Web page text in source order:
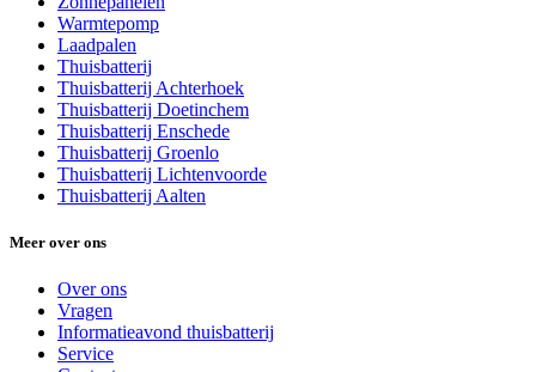
Warmtepomp
Laadpalen
Thuisbatterij
Thuisbatterij Achterhoek
Thuisbatterij Doetinchem
Thuisbatterij Enschede
Thuisbatterij Groenlo
Thuisbatterij Lichtenvoorde
Thuisbatterij Aalten
Meer over ons
Over ons
Vragen
Informatieavond thuisbatterij
Service